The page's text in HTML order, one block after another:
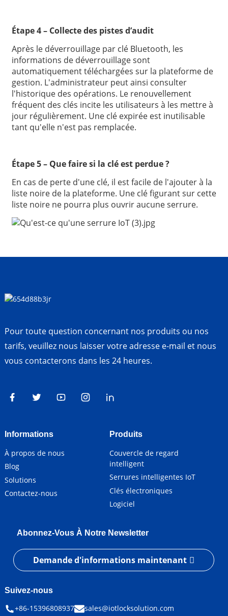
Étape 4 – Collecte des pistes d’audit
Après le déverrouillage par clé Bluetooth, les
informations de déverrouillage sont
automatiquement téléchargées sur la plateforme de
gestion. L'administrateur peut ainsi consulter
l'historique des opérations. Le renouvellement
fréquent des clés incite les utilisateurs à les mettre à
jour régulièrement. Une clé expirée est inutilisable
tant qu'elle n'est pas remplacée.
Étape 5 – Que faire si la clé est perdue ?
En cas de perte d'une clé, il est facile de l'ajouter à la
liste noire de la plateforme. Une clé figurant sur cette
liste noire ne pourra plus ouvrir aucune serrure.
Pour toute question concernant nos produits ou nos
tarifs, veuillez nous laisser votre adresse e-mail et nous
vous contacterons dans les 24 heures.
Informations
À propos de nous
Blog
Solutions
Contactez-nous
Produits
Couvercle de regard
intelligent
Serrures intelligentes IoT
Clés électroniques
Logiciel
Abonnez-Vous À Notre Newsletter
Demande d'informations maintenant
Suivez-nous
+86-15396808937 sales@iotlocksolution.com